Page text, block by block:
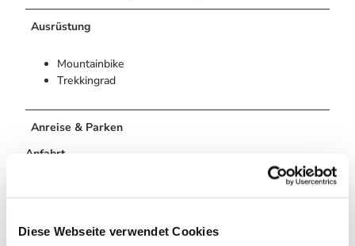
Diese Webseite verwendet Cookies
Ausrüstung
Mountainbike
Trekkingrad
Anreise & Parken
Anfahrt
Den Abteigarten erreicht man aus allen Richtungen gut
Direkt am Park befindet sich ein öffentlicher Parkplatz in der